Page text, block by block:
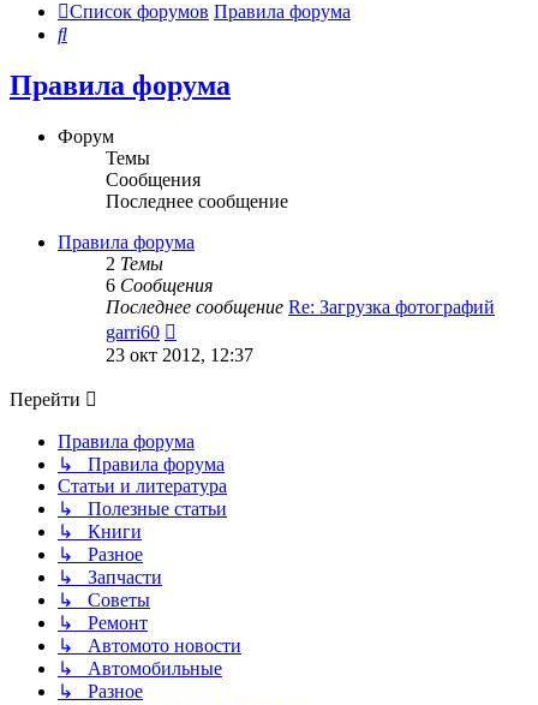
Список форумов Правила форума
Поиск
Правила форума
Форум
Темы
Сообщения
Последнее сообщение
Правила форума
2 Темы
6 Сообщения
Последнее сообщение Re: Загрузка фотографий
garri60
к
последнему
23 окт 2012, 12:37
Перейти
Правила форума
↳ Правила форума
Статьи и литература
↳ Полезные статьи
↳ Книги
↳ Разное
↳ Запчасти
↳ Советы
↳ Ремонт
↳ Автомото новости
↳ Автомобильные
↳ Разное